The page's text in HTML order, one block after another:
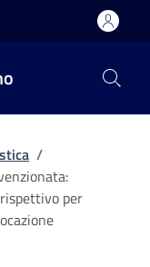
/
per